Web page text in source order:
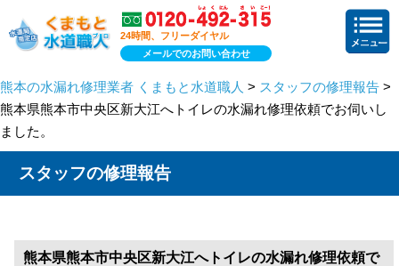
24時間、フリーダイヤル
メールでのお問い合わせ
熊本の水漏れ修理業者 くまもと水道職人 > スタッフの修理報告 >
熊本県熊本市中央区新大江へトイレの水漏れ修理依頼でお伺いし
ました。
スタッフの修理報告
熊本県熊本市中央区新大江へトイレの水漏れ修理依頼で